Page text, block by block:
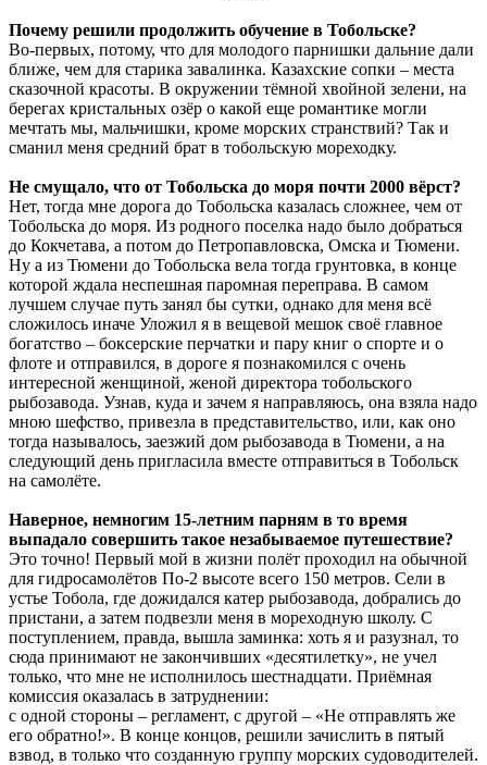
Почему решили продолжить обучение в Тобольске?
Во-первых, потому, что для молодого парнишки дальние дали
ближе, чем для старика завалинка. Казахские сопки – места
сказочной красоты. В окружении тёмной хвойной зелени, на
берегах кристальных озёр о какой еще романтике могли
мечтать мы, мальчишки, кроме морских странствий? Так и
сманил меня средний брат в тобольскую мореходку.
Не смущало, что от Тобольска до моря почти 2000 вёрст?
Нет, тогда мне дорога до Тобольска казалась сложнее, чем от
Тобольска до моря. Из родного поселка надо было добраться
до Кокчетава, а потом до Петропавловска, Омска и Тюмени.
Ну а из Тюмени до Тобольска вела тогда грунтовка, в конце
которой ждала неспешная паромная переправа. В самом
лучшем случае путь занял бы сутки, однако для меня всё
сложилось иначе Уложил я в вещевой мешок своё главное
богатство – боксерские перчатки и пару книг о спорте и о
флоте и отправился, в дороге я познакомился с очень
интересной женщиной, женой директора тобольского
рыбозавода. Узнав, куда и зачем я направляюсь, она взяла надо
мною шефство, привезла в представительство, или, как оно
тогда называлось, заезжий дом рыбозавода в Тюмени, а на
следующий день пригласила вместе отправиться в Тобольск
на самолёте.
Наверное, немногим 15-летним парням в то время
выпадало совершить такое незабываемое путешествие?
Это точно! Первый мой в жизни полёт проходил на обычной
для гидросамолётов По-2 высоте всего 150 метров. Сели в
устье Тобола, где дожидался катер рыбозавода, добрались до
пристани, а затем подвезли меня в мореходную школу. С
поступлением, правда, вышла заминка: хоть я и разузнал, то
сюда принимают не закончивших «десятилетку», не учел
только, что мне не исполнилось шестнадцати. Приёмная
комиссия оказалась в затруднении:
с одной стороны – регламент, с другой – «Не отправлять же
его обратно!». В конце концов, решили зачислить в пятый
взвод, в только что созданную группу морских судоводителей.